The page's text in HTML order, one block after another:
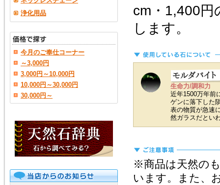
浄化用品
今月のご奉仕コーナー
～3,000円
3,000円～10,000円
10,000円～30,000円
30,000円～
cm・1,400円
します。
生命力/調和力
近年1500万年前
ゲンに落下した
表の物質が急速
然ガラスだとい
※商品は天然の
います。また、